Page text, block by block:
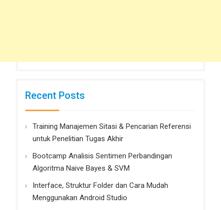
Recent Posts
Training Manajemen Sitasi & Pencarian Referensi
untuk Penelitian Tugas Akhir
Bootcamp Analisis Sentimen Perbandingan
Algoritma Naive Bayes & SVM
Interface, Struktur Folder dan Cara Mudah
Menggunakan Android Studio